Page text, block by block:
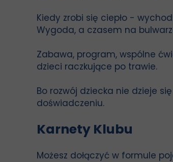
Kiedy zrobi się ciepło -
Wygoda, a czasem na
Zabawa, program, wspólne
dzieci raczkujące po trawie.
Bo rozwój dziecka nie dzieje
doświadczeniu.
Karnety Klubu
Możesz dołączyć w formule